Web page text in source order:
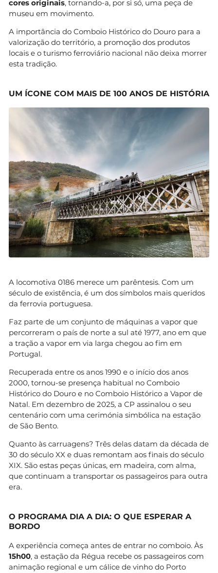
cores originais, tornando-a, por si só, uma peça de
museu em movimento.
A importância do Comboio Histórico do Douro para a
valorização do território, a promoção dos produtos
locais e o turismo ferroviário nacional não deixa morrer
esta tradição.
UM ÍCONE COM MAIS DE 100 ANOS DE HISTÓRIA
A locomotiva 0186 merece um parêntesis. Com um
século de existência, é um dos símbolos mais queridos
da ferrovia portuguesa.
Faz parte de um conjunto de máquinas a vapor que
percorreram o país de norte a sul até 1977, ano em que
a tração a vapor em via larga chegou ao fim em
Portugal.
Recuperada entre os anos 1990 e o início dos anos
2000, tornou-se presença habitual no Comboio
Histórico do Douro e no Comboio Histórico a Vapor de
Natal. Em dezembro de 2025, a CP assinalou o seu
centenário com uma cerimónia simbólica na estação
de São Bento.
Quanto às carruagens? Três delas datam da década de
30 do século XX e duas remontam aos finais do século
XIX. São estas peças únicas, em madeira, com alma,
que continuam a transportar os passageiros para outra
era.
O PROGRAMA DIA A DIA: O QUE ESPERAR A
BORDO
A experiência começa antes de entrar no comboio. Às
15h00, a estação da Régua recebe os passageiros com
animação regional e um cálice de vinho do Porto